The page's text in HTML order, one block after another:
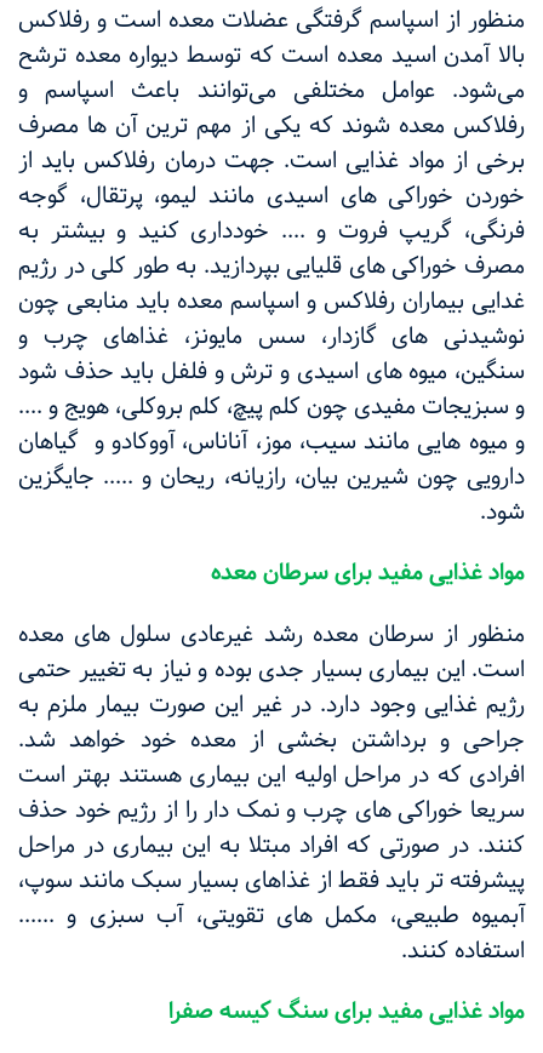
منظور از اسپاسم گرفتگی عضلات معده است و رفلاکس
بالا آمدن اسید معده است که توسط دیواره معده ترشح
می‌شود. عوامل مختلفی می‌توانند باعث اسپاسم و
رفلاکس معده شوند که یکی از مهم ترین آن ها مصرف
برخی از مواد غذایی است. جهت درمان رفلاکس باید از
خوردن خوراکی های اسیدی مانند لیمو، پرتقال، گوجه
فرنگی، گریپ فروت و .... خودداری کنید و بیشتر به
مصرف خوراکی های قلیایی بپردازید. به طور کلی در رژیم
غدایی بیماران رفلاکس و اسپاسم معده باید منابعی چون
نوشیدنی های گازدار، سس مایونز، غذاهای چرب و
سنگین، میوه های اسیدی و ترش و فلفل باید حذف شود
و سبزیجات مفیدی چون کلم پیچ، کلم بروکلی، هویج‌ و ....
و میوه هایی مانند سیب، موز، آناناس، آووکادو و گیاهان
دارویی چون شیرین بیان، رازیانه، ریحان و ..... جایگزین
شود.
مواد غذایی مفید برای سرطان معده
منظور از سرطان معده رشد غیرعادی سلول های معده
است. این بیماری بسیار جدی بوده و نیاز به تغییر حتمی
رژیم غذایی وجود دارد. در غیر این صورت بیمار ملزم به
جراحی و برداشتن بخشی از معده خود خواهد شد.
افرادی که در مراحل اولیه این بیماری هستند بهتر است
سریعا خوراکی های چرب و نمک دار را از رژیم خود حذف
کنند. در صورتی که افراد مبتلا به این بیماری در مراحل
پیشرفته تر باید فقط از غذاهای بسیار سبک مانند سوپ،
آبمیوه طبیعی، مکمل های تقویتی، آب سبزی و ......
استفاده کنند.
مواد غذایی مفید برای سنگ کیسه صفرا